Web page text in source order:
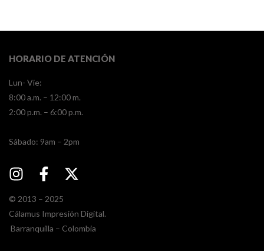
HORARIO DE ATENCIÓN
Lun- Vie:
8:00 a.m. – 12:00 m.
2:00 p.m. – 6:00 p.m.
​​Sábado: 9am – 2pm
© 2013 – 2025
Cálamus Impresión Digital.
Barranquilla – Colombia